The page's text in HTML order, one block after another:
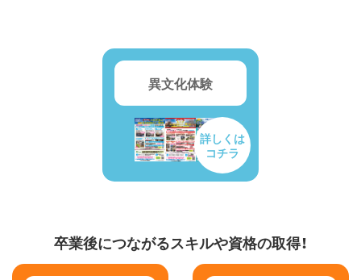
異文化体験
詳しくは
コチラ
卒業後につながるスキルや資格の取得！